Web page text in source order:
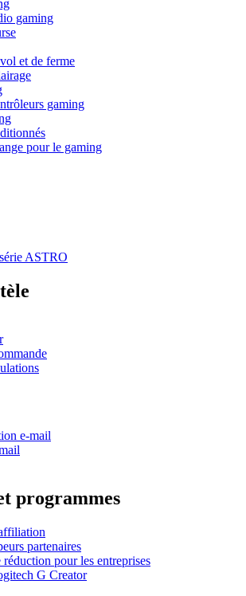
gaming
et de ferme
gaming
pour le gaming
ASTRO
e-mail
programmes
partenaires
réduction pour les entreprises
G Creator